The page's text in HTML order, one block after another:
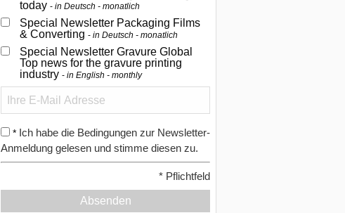
today in Deutsch - monatlich
Special Newsletter Packaging Films
& Converting in Deutsch - monatlich
Special Newsletter Gravure Global
Top news for the gravure printing
industry in English - monthly
* Ich habe die Bedingungen zur Newsletter-
Anmeldung gelesen und stimme diesen zu.
* Pflichtfeld
Absenden